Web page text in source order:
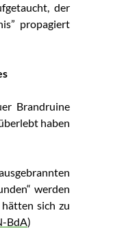
der
propagiert
Brandruine
haben
werden
sich zu
BdA)